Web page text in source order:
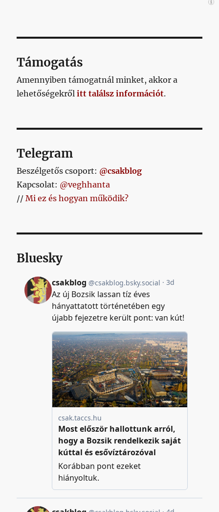
Támogatás
Amennyiben támogatnál minket, akkor a
lehetőségekrőlitt találsz információt.
Telegram
Beszélgetős csoport: @csakblog
Kapcsolat: @veghhanta
//Mi ez és hogyan működik?
Bluesky